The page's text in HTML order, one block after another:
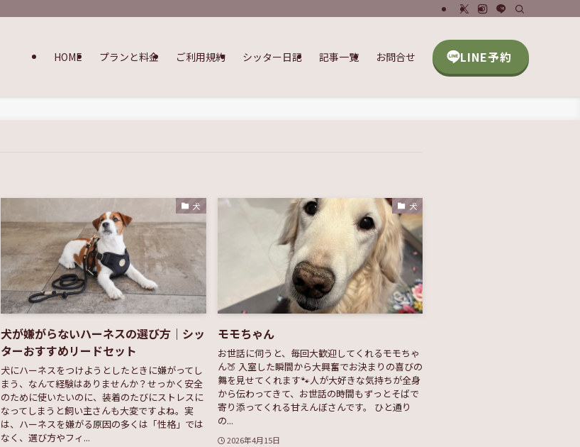
HOME プランと料金 ご利用規約 シッター日記 記事一覧 お問合せ LINE予約
犬
犬が嫌がらないハーネスの選び方｜シッ
ターおすすめリードセット
犬にハーネスをつけようとしたときに嫌がってし
まう、なんて経験はありませんか？せっかく安全
のために使いたいのに、装着のたびにストレスに
なってしまうと飼い主さんも大変ですよね。実
は、ハーネスを嫌がる原因の多くは「性格」では
なく、選び方やフィ...
犬
モモちゃん
お世話に伺うと、毎回大歓迎してくれるモモちゃ
ん🍑 入室した瞬間から大興奮でお決まりの喜びの
舞を見せてくれます🐾人が大好きな気持ちが全身
から伝わってきて、お世話の時間もずっとそばで
寄り添ってくれる甘えんぼさんです。 ひと通り
の...
2026年4月15日